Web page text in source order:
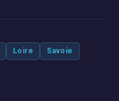
Loire Savoie